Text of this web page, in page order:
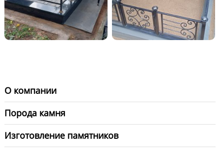
О компании
Порода камня
Изготовление памятников